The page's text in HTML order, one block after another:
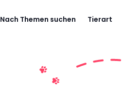
Nach Themen suchen Tierart